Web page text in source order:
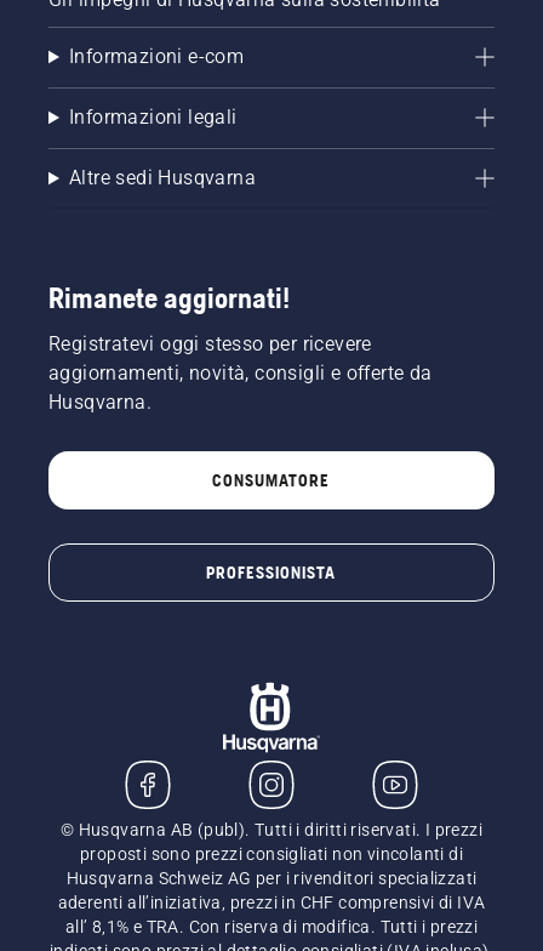
Informazioni e-com
Informazioni legali
Altre sedi Husqvarna
Rimanete aggiornati!
Registratevi oggi stesso per ricevere
aggiornamenti, novità, consigli e offerte da
Husqvarna.
CONSUMATORE
PROFESSIONISTA
© Husqvarna AB (publ). Tutti i diritti riservati. I prezzi
proposti sono prezzi consigliati non vincolanti di
Husqvarna Schweiz AG per i rivenditori specializzati
aderenti all’iniziativa, prezzi in CHF comprensivi di IVA
all’ 8,1% e TRA. Con riserva di modifica. Tutti i prezzi